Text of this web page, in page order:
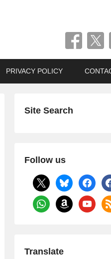
PRIVACY POLICY
Site Search
Follow us
x bluesky facebook
whatsappamazon youtube rss
Translate